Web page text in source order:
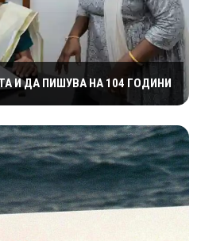
И ДА ПИШУВА НА 104 ГОДИНИ